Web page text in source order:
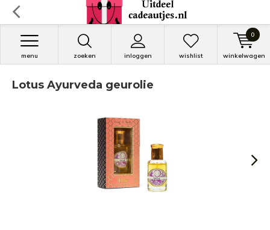
zoeken inloggen
menu wishlist winkelwagen
0
Lotus Ayurveda geurolie